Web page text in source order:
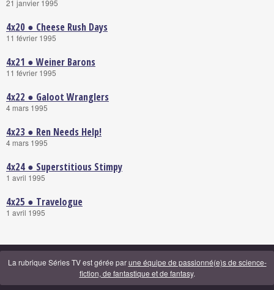
21 janvier 1995
4x20 ● Cheese Rush Days
11 février 1995
4x21 ● Weiner Barons
11 février 1995
4x22 ● Galoot Wranglers
4 mars 1995
4x23 ● Ren Needs Help!
4 mars 1995
4x24 ● Superstitious Stimpy
1 avril 1995
4x25 ● Travelogue
1 avril 1995
La rubrique Séries TV est gérée parune équipe de passionné(e)s de science-
fiction, de fantastique et de fantasy.